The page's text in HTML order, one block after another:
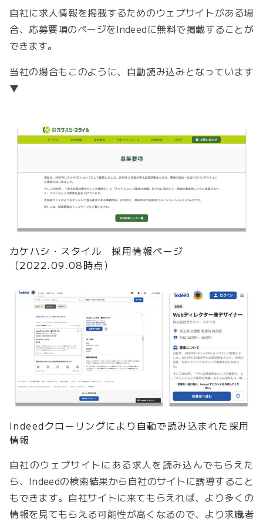
自社に求人情報を掲載するためのウェブサイトがある場
合、応募要項のページをIndeedに無料で掲載することが
できます。
当社の場合もこのように、自動読み込みとなっています
▼
カケハシ・スタイル 採用情報ページ
（2022.09.08時点）
Indeedクローリングにより自動で読み込まれた採用
情報
自社のウェブサイトにある求人を読み込んでもらえた
ら、Indeedの検索結果から自社のサイトに誘導すること
もできます。自社サイトに来てもらえれば、より多くの
情報を見てもらえる可能性が高くなるので、より求職者